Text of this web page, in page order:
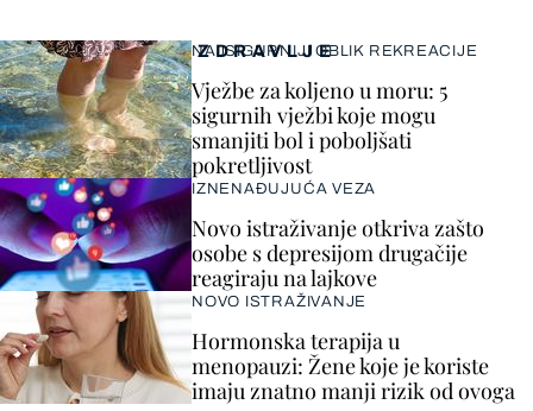
ZDRAVLJE
NAJSIGURNIJI OBLIK REKREACIJE
Vježbe za koljeno u moru: 5
sigurnih vježbi koje mogu
smanjiti bol i poboljšati
pokretljivost
IZNENAĐUJUĆA VEZA
Novo istraživanje otkriva zašto
osobe s depresijom drugačije
reagiraju na lajkove
NOVO ISTRAŽIVANJE
Hormonska terapija u
menopauzi: Žene koje je koriste
imaju znatno manji rizik od ovoga